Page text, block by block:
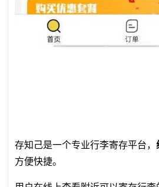
存知己是一个专业行李寄存平台，
方便快捷。